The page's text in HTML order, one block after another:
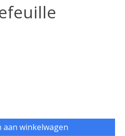
aan winkelwagen